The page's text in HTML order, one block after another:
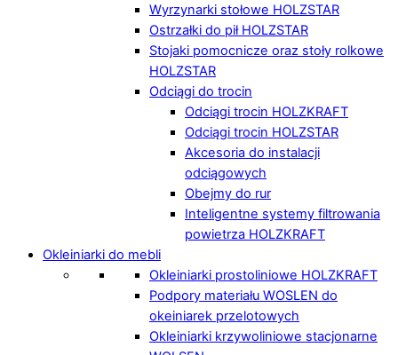
Wyrzynarki stołowe HOLZSTAR
Ostrzałki do pił HOLZSTAR
Stojaki pomocnicze oraz stoły rolkowe
HOLZSTAR
Odciągi do trocin
Odciągi trocin HOLZKRAFT
Odciągi trocin HOLZSTAR
Akcesoria do instalacji
odciągowych
Obejmy do rur
Inteligentne systemy filtrowania
powietrza HOLZKRAFT
Okleiniarki do mebli
Okleiniarki prostoliniowe HOLZKRAFT
Podpory materiału WOSLEN do
okeiniarek przelotowych
Okleiniarki krzywoliniowe stacjonarne